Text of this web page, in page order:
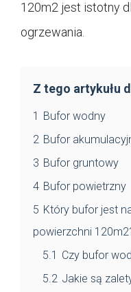
120m2 jest istotny
ogrzewania.
Z tego artykułu
1 Bufor wodny
2 Bufor
3 Bufor gruntowy
4 Bufor powietrzny
5 Który bufor jest
powierzchni
5.1 Czy bufor
5.2 Jakie są